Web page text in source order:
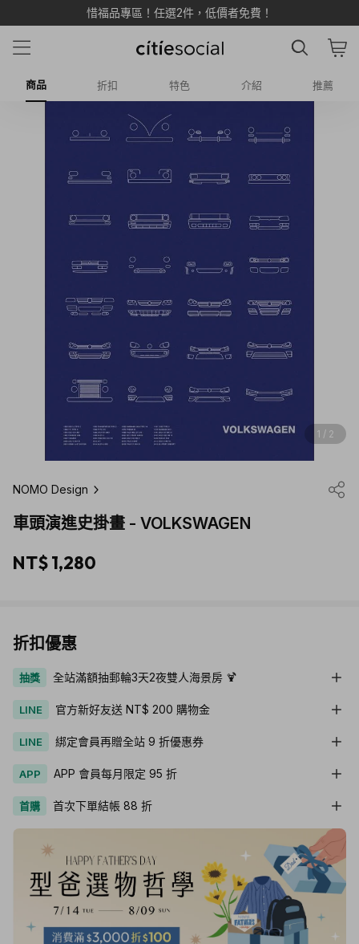
惜福品專區！任選2件，低價者免費！
商品 折扣 特色 介紹 推薦
1 / 2
NOMO Design
車頭演進史掛畫 - VOLKSWAGEN
NT$ 1,280
折扣優惠
抽獎 全站滿額抽郵輪3天2夜雙人海景房 🍹
LINE 官方新好友送 NT$ 200 購物金
LINE 綁定會員再贈全站 9 折優惠券
APP APP 會員每月限定 95 折
首購 首次下單結帳 88 折